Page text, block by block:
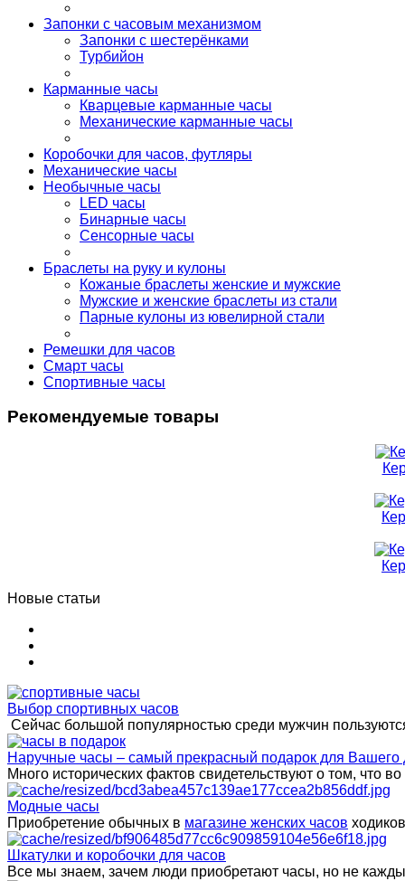
Запонки с часовым механизмом
Запонки с шестерёнками
Турбийон
Карманные часы
Кварцевые карманные часы
Механические карманные часы
Коробочки для часов, футляры
Механические часы
Необычные часы
LED часы
Бинарные часы
Сенсорные часы
Браслеты на руку и кулоны
Кожаные браслеты женские и мужские
Мужские и женские браслеты из стали
Парные кулоны из ювелирной стали
Ремешки для часов
Смарт часы
Спортивные часы
Рекомендуемые товары
Новые статьи
Выбор спортивных часов
Сейчас большой популярностью среди мужчин
Наручные часы – самый прекрасный подарок для Вашего
Много исторических фактов свидетельствуют о том, что
Модные часы
Приобретение обычных в магазине женских часов
Шкатулки и коробочки для часов
Все мы знаем, зачем люди приобретают часы, но не